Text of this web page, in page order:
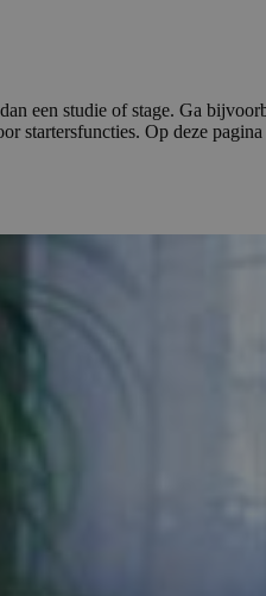
een studie of stage. Ga
startersfuncties. Op deze